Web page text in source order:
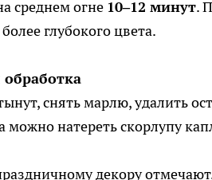
среднем огне 10–12 минут.
глубокого цвета.
снять марлю, удалить
можно натереть скорлупу
декору